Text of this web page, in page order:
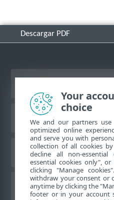
Descargar PDF
Base de
Foro
Soporte
Your
choice
We and our partners
optimized online
and serve you with
collection of all cookies
decline all non-
essential cookies only",
clicking "Manage
withdraw your consent or
anytime by clicking the
footer or in your account